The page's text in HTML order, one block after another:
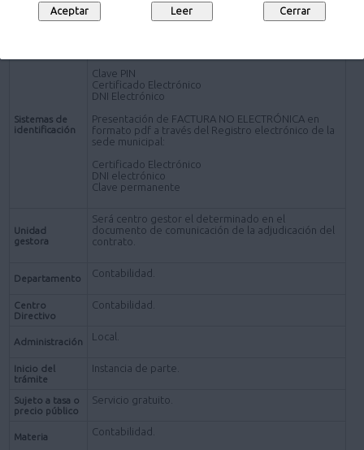
Ayuntamiento de Pozuelo de Alarcón (a través de la
Solicitud de carácter General
Sistemas de
identificación
Clave PIN
Certificado Electrónico
DNI Electrónico
Presentación de FACTURA NO ELECTRÓNICA en
formato pdf a través del Registro electrónico de la
sede municipal:
Certificado Electrónico
DNI electrónico
Clave permanente
Unidad
gestora
Será centro gestor el determinado en el
documento de comunicación de la adjudicación del
contrato.
Departamento Contabilidad.
Centro
Directivo
Contabilidad.
Administración Local.
Inicio del
trámite
Instancia de parte.
Sujeto a tasa o
precio público
Servicio gratuito.
Materia Contabilidad.